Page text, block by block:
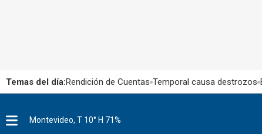
Temas del día:Rendición de Cuentas Temporal causa destrozos
Montevideo, T 10° H 71%